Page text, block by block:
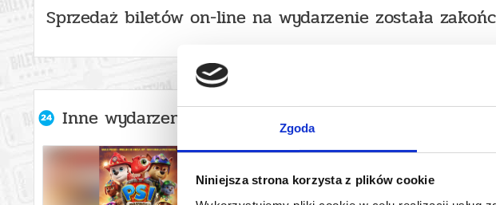
Zgoda
Niniejsza strona korzysta z plików cookie
Sprzedaż biletów on-line na wydarzenie została
Inne wydarzenia organizatora